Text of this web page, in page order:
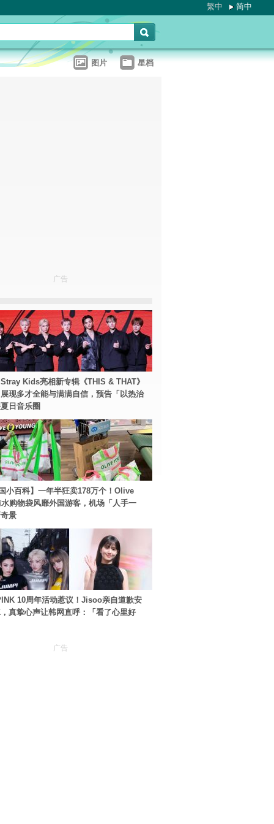
繁中 简中
图片 星档
广告
Kids亮相新专辑《THIS & THAT》
现多才全能与满满自信，预告「以热治
日音乐圈
小百科】一年半狂卖178万个！Olive
购物袋风靡外国游客，机场「人手一
景
10周年活动惹议！Jisoo亲自道歉安
真挚心声让韩网直呼：「看了心里好
广告